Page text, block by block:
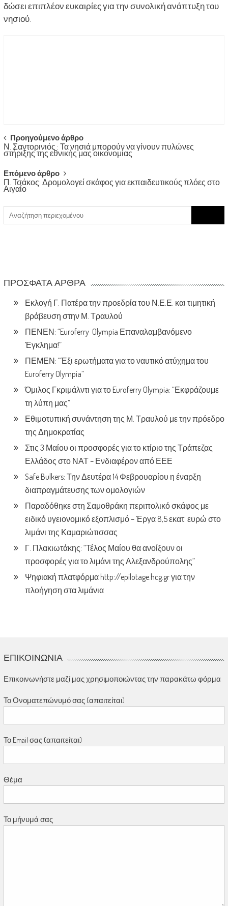
δώσει επιπλέον ευκαιρίες για την συνολική ανάπτυξη του
νησιού.
Post
navigation
Προηγούμενο άρθρο
Ν. Σαντορινιός : Τα νησιά μπορούν να γίνουν πυλώνες
στήριξης της εθνικής μας οικονομίας
Επόμενο άρθρο
Π. Τσάκος: Δρομολογεί σκάφος για εκπαιδευτικούς πλόες στο
Αιγαίο
for:
ΠΡΌΣΦΑΤΑ ΆΡΘΡΑ
Εκλογή Γ. Πατέρα την προεδρία του Ν.Ε.Ε. και τιμητική
βράβευση στην Μ. Τραυλού
ΠΕΝΕΝ: “Euroferry Olympia Επαναλαμβανόμενο
Έγκλημα!”
ΠΕΜΕΝ: “Έξι ερωτήματα για το ναυτικό ατύχημα του
Euroferry Olympia”
Όμιλος Γκριμάλντι για το Euroferry Olympia: “Εκφράζουμε
τη λύπη μας”
Εθιμοτυπική συνάντηση της Μ. Τραυλού με την πρόεδρο
της Δημοκρατίας
Στις 3 Μαίου οι προσφορές για το κτίριο της Τράπεζας
Ελλάδος στο ΝΑΤ – Ενδιαφέρον από ΕΕΕ
Safe Bulkers: Την Δευτέρα 14 Φεβρουαρίου η έναρξη
διαπραγμάτευσης των ομολογιών
Παραδόθηκε στη Σαμοθράκη περιπολικό σκάφος με
ειδικό υγειονομικό εξοπλισμό – Έργα 8,5 εκατ. ευρώ στο
λιμάνι της Καμαριώτισσας
Γ. Πλακιωτάκης: “Τέλος Μαίου θα ανοίξουν οι
προσφορές για το λιμάνι της Αλεξανδρούπολης”
Ψηφιακή πλατφόρμα http://epilotage.hcg.gr για την
πλοήγηση στα λιμάνια
ΕΠΙΚΟΙΝΩΝΊΑ
Επικοινωνήστε μαζί μας χρησιμοποιώντας την παρακάτω φόρμα
Το Ονοματεπώνυμό σας (απαιτείται)
Το Email σας (απαιτείται)
Θέμα
Το μήνυμά σας